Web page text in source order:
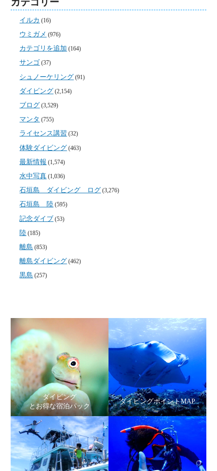
イルカ (16)
ウミガメ (976)
カテゴリを追加 (164)
サンゴ (37)
シュノーケリング (91)
ダイビング (2,154)
ブログ (3,529)
マンタ (755)
ライセンス講習 (32)
体験ダイビング (463)
最新情報 (1,574)
水中写真 (1,036)
石垣島 ダイビング ログ (3,276)
石垣島 陸 (595)
記念ダイブ (53)
陸 (185)
離島 (853)
離島ダイビング (462)
黒島 (257)
ダイビング
とお得な宿泊パック
ダイビングポイントMAP